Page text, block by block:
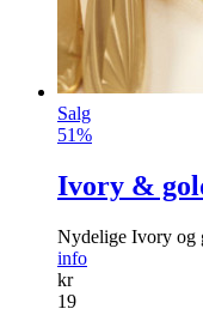
Salg
51%
Ivory &
Nydelige Ivory og
info
kr
19